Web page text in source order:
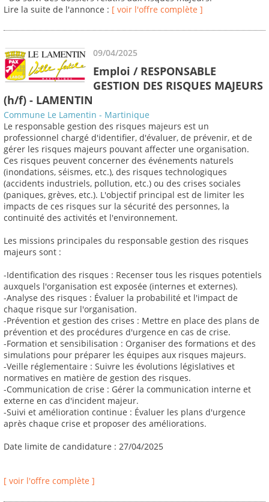
Lire la suite de l'annonce : [ voir l'offre complète ]
09/04/2025
Emploi / RESPONSABLE
GESTION DES RISQUES MAJEURS
(h/f) - LAMENTIN
Commune Le Lamentin - Martinique
Le responsable gestion des risques majeurs est un
professionnel chargé d'identifier, d'évaluer, de prévenir, et de
gérer les risques majeurs pouvant affecter une organisation.
Ces risques peuvent concerner des événements naturels
(inondations, séismes, etc.), des risques technologiques
(accidents industriels, pollution, etc.) ou des crises sociales
(paniques, grèves, etc.). L'objectif principal est de limiter les
impacts de ces risques sur la sécurité des personnes, la
continuité des activités et l'environnement.
Les missions principales du responsable gestion des risques
majeurs sont :
-Identification des risques : Recenser tous les risques potentiels
auxquels l'organisation est exposée (internes et externes).
-Analyse des risques : Évaluer la probabilité et l'impact de
chaque risque sur l'organisation.
-Prévention et gestion des crises : Mettre en place des plans de
prévention et des procédures d'urgence en cas de crise.
-Formation et sensibilisation : Organiser des formations et des
simulations pour préparer les équipes aux risques majeurs.
-Veille réglementaire : Suivre les évolutions législatives et
normatives en matière de gestion des risques.
-Communication de crise : Gérer la communication interne et
externe en cas d'incident majeur.
-Suivi et amélioration continue : Évaluer les plans d'urgence
après chaque crise et proposer des améliorations.
Date limite de candidature : 27/04/2025
[ voir l'offre complète ]